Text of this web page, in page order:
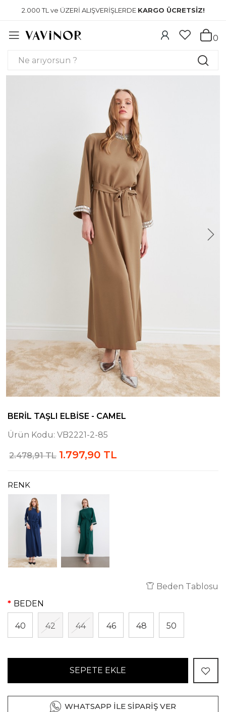
2.000 TL ve ÜZERİ ALIŞVERİŞLERDE KARGO ÜCRETSİZ!
0
BERIL TAŞLI ELBISE - CAMEL
Ürün Kodu: VB2221-2-85
2.478,91 TL 1.797,90 TL
RENK
Beden Tablosu
BEDEN
40 42 44 46 48 50
SEPETE EKLE
WHATSAPP İLE SİPARİŞ VER